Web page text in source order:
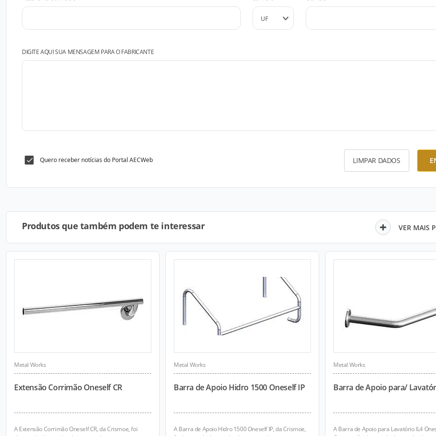
DIGITE AQUI SUA MENSAGEM PARA O FABRICANTE
Quero receber notícias do Portal AECWeb LIMPAR DADOS
Produtos que também podem te interessar VER MAIS
Metal Works
Extensão Corrimão Oneself CR
A Extensão Corrimão Oneself CR, da Crismoe, foi
Metal Works
Barra de Apoio Hidro 1500 Oneself IP
A Barra de Apoio Hidro 1500 Oneself IP, da Crismoe,
Metal Works
Barra de Apoio para/
A Barra de Apoio para Lavatório IL4